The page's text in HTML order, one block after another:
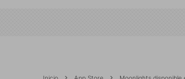
Inicio App Store Moonlights disponible